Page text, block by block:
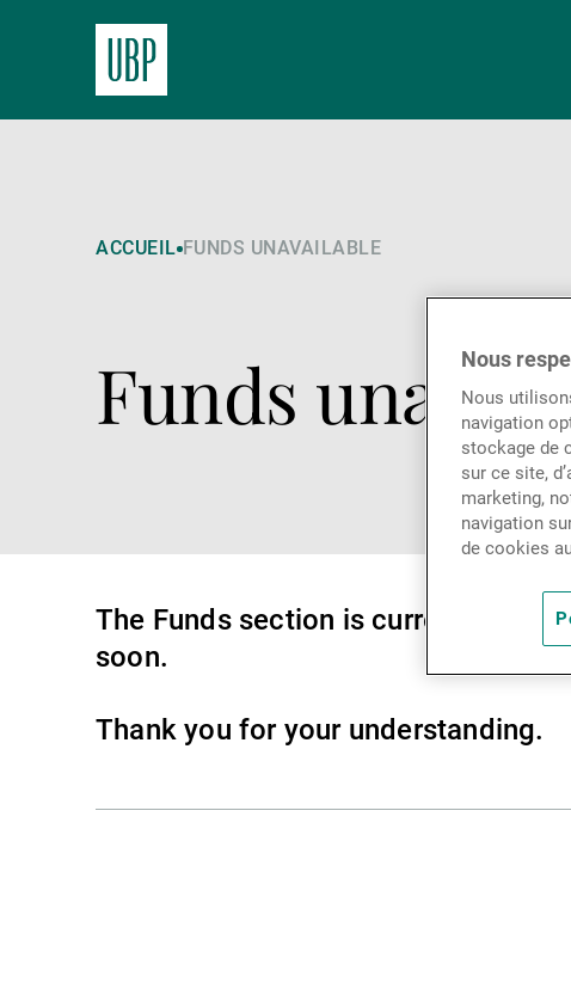
ACCUEIL FUNDS UNAVAILABLE
Funds
The Funds section is currently
soon.
Thank you for your understanding.
Nous
Nous
navigation
stockage de
sur ce site,
marketing,
navigation
de cookies